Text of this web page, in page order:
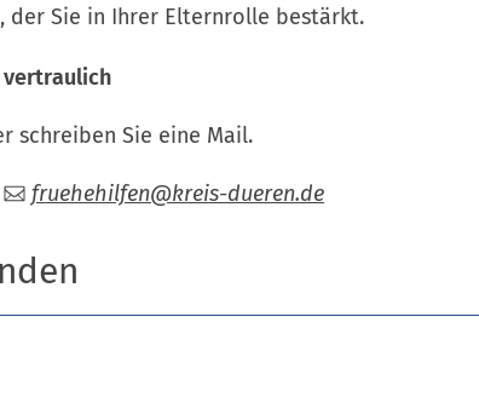
der Sie in Ihrer Elternrolle bestärkt.
vertraulich
schreiben Sie eine Mail.
fruehehilfen kreis-dueren de